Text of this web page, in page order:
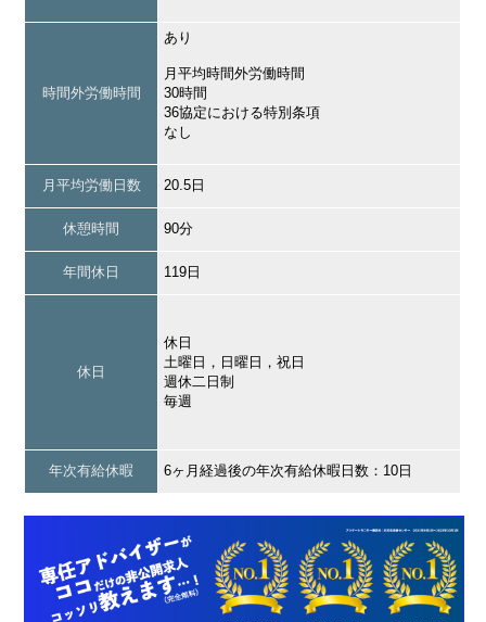
時間外労働時間
あり
月平均時間外労働時間
30時間
36協定における特別条項
なし
月平均労働日数 20.5日
休憩時間 90分
年間休日 119日
休日
休日
土曜日，日曜日，祝日
週休二日制
毎週
年次有給休暇 6ヶ月経過後の年次有給休暇日数：10日